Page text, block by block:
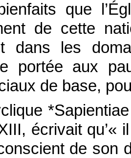
que
de cette
dans les
portée aux
de base,
écrivait qu’«
de